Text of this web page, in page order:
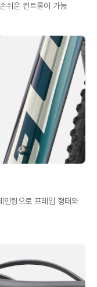
쉬운 컨트롤이 가능
인팅으로 프레임 형태와